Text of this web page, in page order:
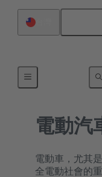
電動汽
電動車，尤其
全電動社會的